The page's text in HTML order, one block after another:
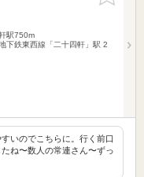
駅750m
下鉄東西線「二十四軒」駅 2
いのでこちらに。行く前口
ね〜数人の常連さん〜ずっ